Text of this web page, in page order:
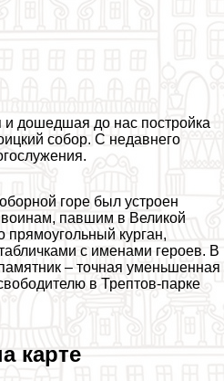
дошедшая до нас постройка
собор. С недавнего
горе был устроен
павшим в Великой
прямоугольный курган,
с именами героев. В
– точная уменьшенная
в Трептов-парке
карте